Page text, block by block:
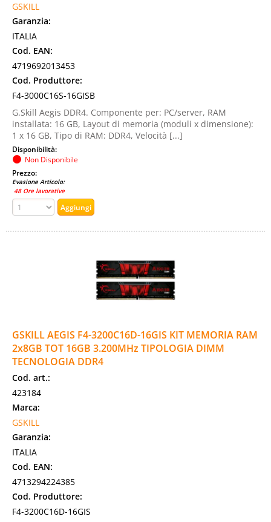
GSKILL
Garanzia:
ITALIA
Cod. EAN:
4719692013453
Cod. Produttore:
F4-3000C16S-16GISB
G.Skill Aegis DDR4. Componente per: PC/server, RAM
installata: 16 GB, Layout di memoria (moduli x dimensione):
1 x 16 GB, Tipo di RAM: DDR4, Velocità [...]
Disponibilità:
Non Disponibile
Prezzo:
Evasione Articolo:
48 Ore lavorative
GSKILL AEGIS F4-3200C16D-16GIS KIT MEMORIA RAM
2x8GB TOT 16GB 3.200MHz TIPOLOGIA DIMM
TECNOLOGIA DDR4
Cod. art.:
423184
Marca:
GSKILL
Garanzia:
ITALIA
Cod. EAN:
4713294224385
Cod. Produttore:
F4-3200C16D-16GIS